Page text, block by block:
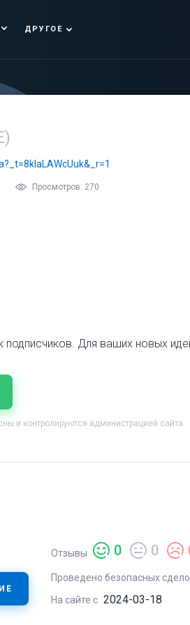
ДРУГОЕ
Просмотров: 270
Для ваших новых
и контролируются администрацией сайта
Отзывы 0 0
Проведено безопасных
На сайте с 2024-03-18